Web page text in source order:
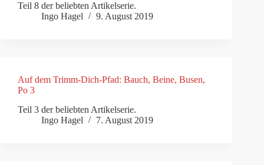
Teil 8 der beliebten Artikelserie.
Ingo Hagel
9. August 2019
Auf dem Trimm-Dich-Pfad: Bauch, Beine, Busen,
Po 3
Teil 3 der beliebten Artikelserie.
Ingo Hagel
7. August 2019